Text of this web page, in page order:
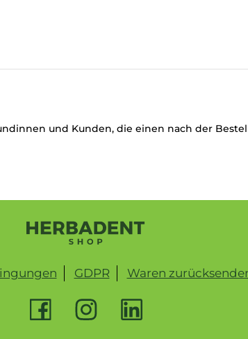
und Kunden, die einen nach der
GDPR Waren